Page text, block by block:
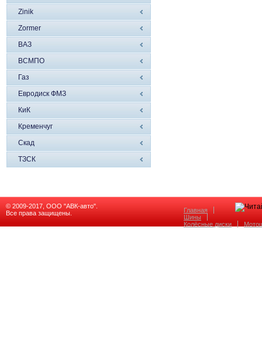
Zinik
Zormer
ВАЗ
ВСМПО
Газ
Евродиск ФМЗ
КиК
Кременчуг
Скад
ТЗСК
© 2009-2017, ООО "АВК-авто".
Все права защищены.
Главная
Шины
Колёсные диски